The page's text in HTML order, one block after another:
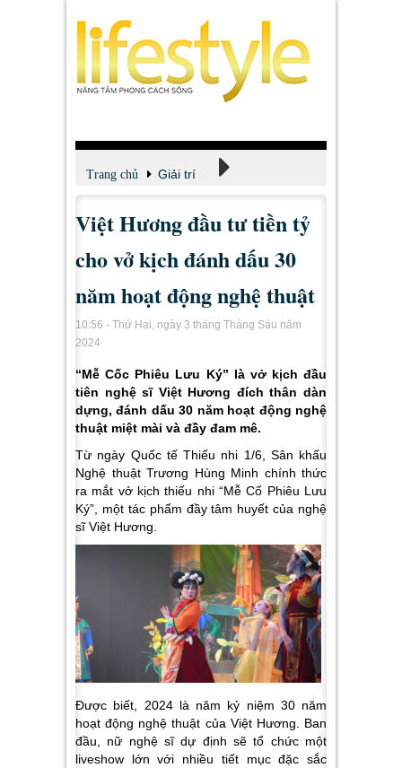
Trang chủ Giải trí
Xem - Nghe - Đọc
Việt Hương đầu tư tiền tỷ
cho vở kịch đánh dấu 30
năm hoạt động nghệ thuật
10:56 - Thứ Hai, ngày 3 tháng Tháng Sáu năm
2024
“Mễ Cốc Phiêu Lưu Ký” là vở kịch đầu
tiên nghệ sĩ Việt Hương đích thân dàn
dựng, đánh dấu 30 năm hoạt động nghệ
thuật miệt mài và đầy đam mê.
Từ ngày Quốc tế Thiếu nhi 1/6, Sân khấu
Nghệ thuật Trương Hùng Minh chính thức
ra mắt vở kịch thiếu nhi “Mễ Cố Phiêu Lưu
Ký”, một tác phẩm đầy tâm huyết của nghệ
sĩ Việt Hương.
Được biết, 2024 là năm kỷ niệm 30 năm
hoạt động nghệ thuật của Việt Hương. Ban
đầu, nữ nghệ sĩ dự định sẽ tổ chức một
liveshow lớn với nhiều tiết mục đặc sắc